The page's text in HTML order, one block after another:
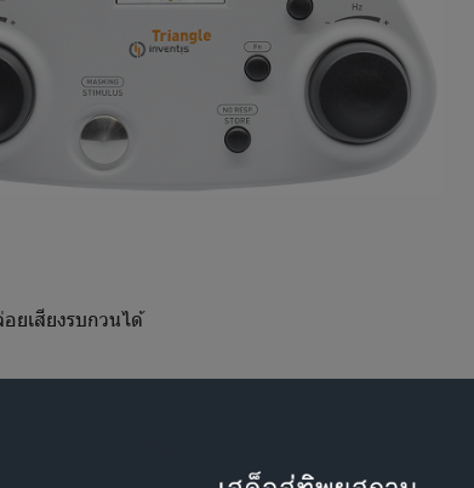
เสียงรบกวนได้
สุทธิ์แบบอัตโนมัติและแบบแมนนวล โดยความถี่ที่ใช้ตรวจไ